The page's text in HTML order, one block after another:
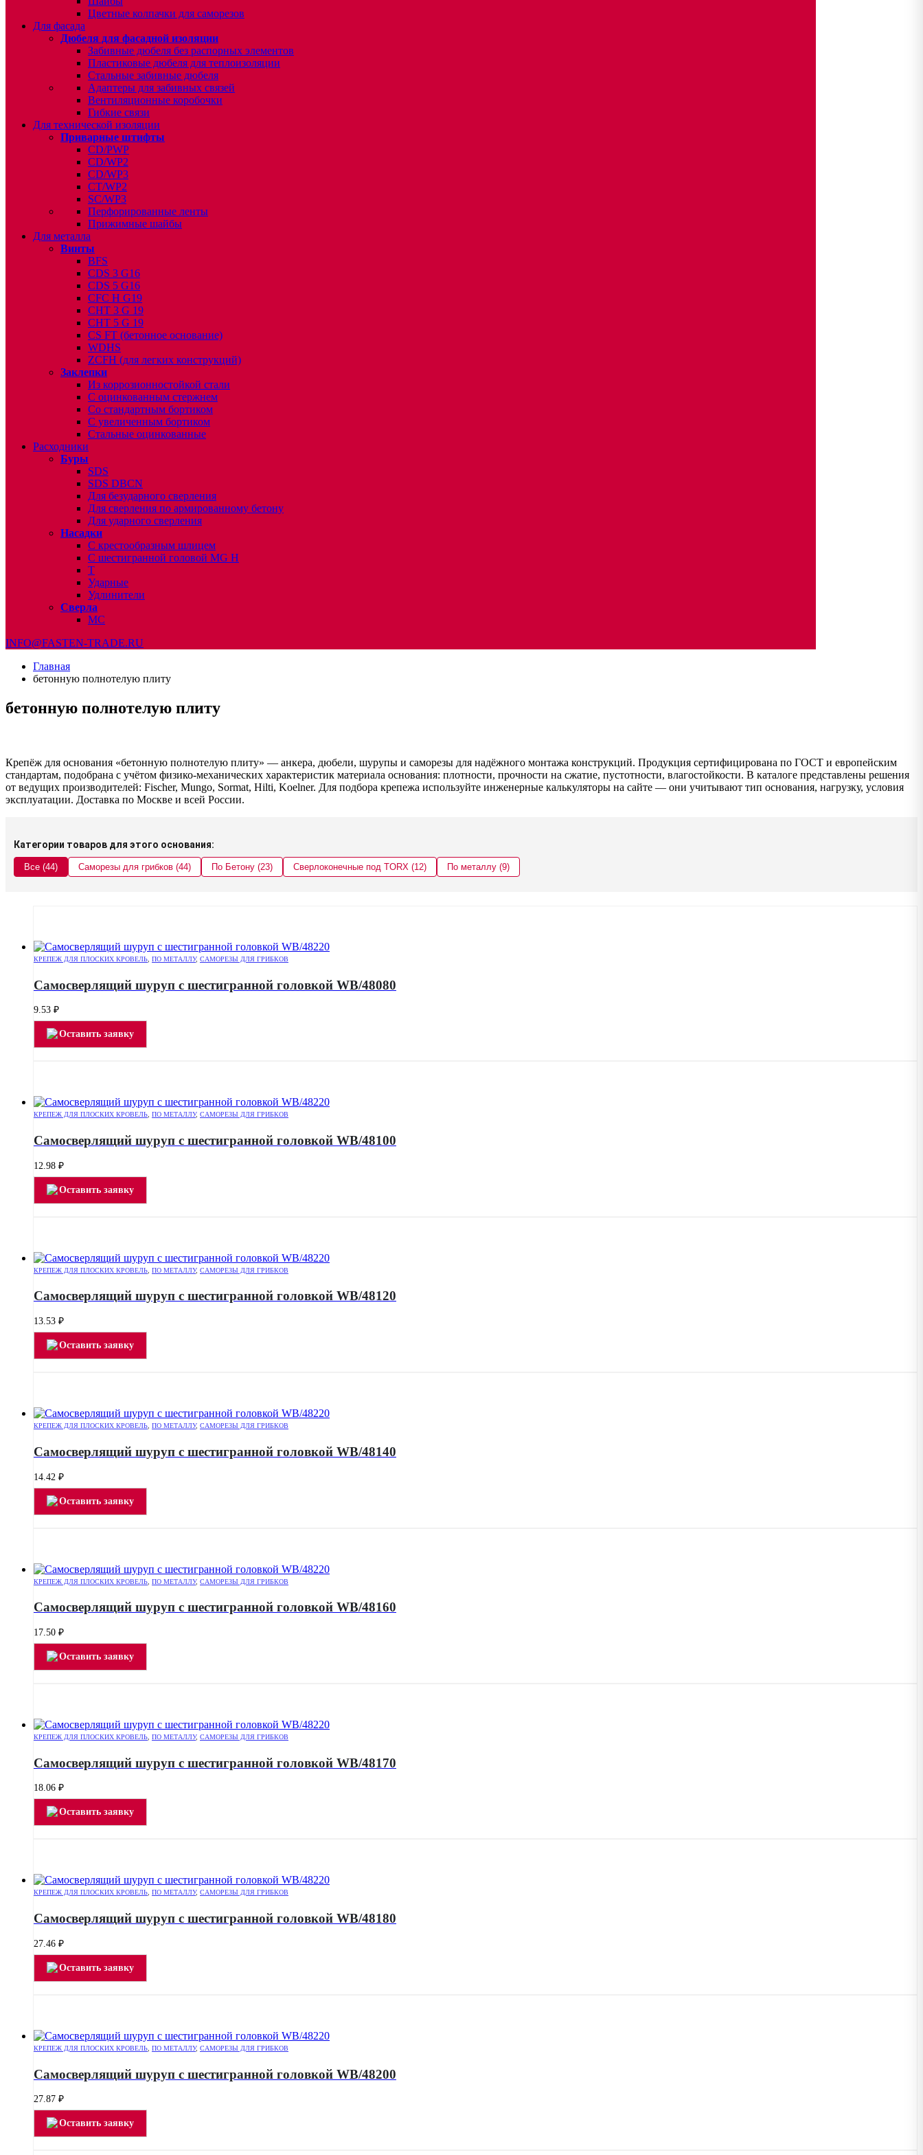
Цветные колпачки для саморезов
Для фасада
Дюбеля для фасадной изоляции
Забивные дюбеля без распорных элементов
Пластиковые дюбеля для теплоизоляции
Стальные забивные дюбеля
Адаптеры для забивных связей
Вентиляционные коробочки
Гибкие связи
Для технической изоляции
Приварные штифты
CD/PWP
CD/WP2
CD/WP3
CT/WP2
SC/WP3
Перфорированные ленты
Прижимные шайбы
Для металла
Винты
BFS
CDS 3 G16
CDS 5 G16
CFC H G19
CHT 3 G 19
CHT 5 G 19
CS FT (бетонное основание)
WDHS
ZCFH (для легких конструкций)
Заклепки
Из коррозионностойкой стали
С оцинкованным стержнем
Со стандартным бортиком
С увеличенным бортиком
Стальные оцинкованные
Расходники
Буры
SDS
SDS DBCN
Для безударного сверления
Для сверления по армированному бетону
Для ударного сверления
Насадки
С крестообразным шлицем
С шестигранной головой MG H
T
Ударные
Удлинители
Сверла
МС
INFO@FASTEN-TRADE.RU
Главная
бетонную полнотелую плиту
бетонную полнотелую плиту
Крепёж для основания «бетонную полнотелую плиту» — анкера, дюбели, шурупы и саморезы для надёжного монтажа конструкций. Продукция сертифицирована по ГОСТ и европейским
стандартам, подобрана с учётом физико-механических характеристик материала основания: плотности, прочности на сжатие, пустотности, влагостойкости. В каталоге представлены решения
от ведущих производителей: Fischer, Mungo, Sormat, Hilti, Koelner. Для подбора крепежа используйте инженерные калькуляторы на сайте — они учитывают тип основания, нагрузку, условия
эксплуатации. Доставка по Москве и всей России.
Категории товаров для этого основания:
Все (44) Саморезы для грибков (44) По Бетону (23) Сверлоконечные под TORX (12) По металлу (9)
КРЕПЕЖ ДЛЯ ПЛОСКИХ КРОВЕЛЬ ПО МЕТАЛЛУ, САМОРЕЗЫ ДЛЯ ГРИБКОВ
Самосверлящий шуруп с шестигранной головкой WB/48080
9.53 ₽
Оставить заявку
КРЕПЕЖ ДЛЯ ПЛОСКИХ КРОВЕЛЬ, ПО МЕТАЛЛУ, САМОРЕЗЫ ДЛЯ ГРИБКОВ
Самосверлящий шуруп с шестигранной головкой WB/48100
12.98 ₽
Оставить заявку
КРЕПЕЖ ДЛЯ ПЛОСКИХ КРОВЕЛЬ ПО МЕТАЛЛУ, САМОРЕЗЫ ДЛЯ ГРИБКОВ
Самосверлящий шуруп с шестигранной головкой WB/48120
13.53 ₽
Оставить заявку
КРЕПЕЖ ДЛЯ ПЛОСКИХ КРОВЕЛЬ ПО МЕТАЛЛУ, САМОРЕЗЫ ДЛЯ ГРИБКОВ
Самосверлящий шуруп с шестигранной головкой WB/48140
14.42 ₽
Оставить заявку
КРЕПЕЖ ДЛЯ ПЛОСКИХ КРОВЕЛЬ ПО МЕТАЛЛУ, САМОРЕЗЫ ДЛЯ ГРИБКОВ
Самосверлящий шуруп с шестигранной головкой WB/48160
17.50 ₽
Оставить заявку
КРЕПЕЖ ДЛЯ ПЛОСКИХ КРОВЕЛЬ ПО МЕТАЛЛУ, САМОРЕЗЫ ДЛЯ ГРИБКОВ
Самосверлящий шуруп с шестигранной головкой WB/48170
18.06 ₽
Оставить заявку
КРЕПЕЖ ДЛЯ ПЛОСКИХ КРОВЕЛЬ, ПО МЕТАЛЛУ, САМОРЕЗЫ ДЛЯ ГРИБКОВ
Самосверлящий шуруп с шестигранной головкой WB/48180
27.46 ₽
Оставить заявку
КРЕПЕЖ ДЛЯ ПЛОСКИХ КРОВЕЛЬ ПО МЕТАЛЛУ, САМОРЕЗЫ ДЛЯ ГРИБКОВ
Самосверлящий шуруп с шестигранной головкой WB/48200
27.87 ₽
Оставить заявку